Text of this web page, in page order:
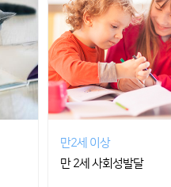
만2세 이상
만 2세 사회성발달